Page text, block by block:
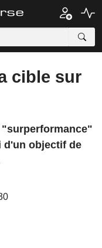
cible sur
d'un objectif de